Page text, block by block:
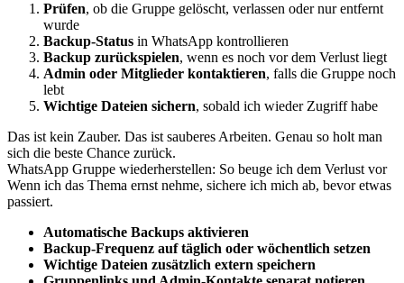
Prüfen, ob die Gruppe gelöscht, verlassen oder nur entfernt
wurde
Backup-Status in WhatsApp kontrollieren
Backup zurückspielen, wenn es noch vor dem Verlust liegt
Admin oder Mitglieder kontaktieren, falls die Gruppe noch
lebt
Wichtige Dateien sichern, sobald ich wieder Zugriff habe
Das ist kein Zauber. Das ist sauberes Arbeiten. Genau so holt man
sich die beste Chance zurück.
WhatsApp Gruppe wiederherstellen: So beuge ich dem Verlust vor
Wenn ich das Thema ernst nehme, sichere ich mich ab, bevor etwas
passiert.
Automatische Backups aktivieren
Backup-Frequenz auf täglich oder wöchentlich setzen
Wichtige Dateien zusätzlich extern speichern